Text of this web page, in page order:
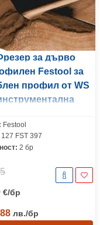
за дърво
Festool за
профил от WS
42 мм, ф 8 мм, HW
D42/13/R6+12
Festool
127 FST 397
2 бр
€/бр
лв./бр